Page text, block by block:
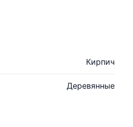
Кирпич
Деревянные